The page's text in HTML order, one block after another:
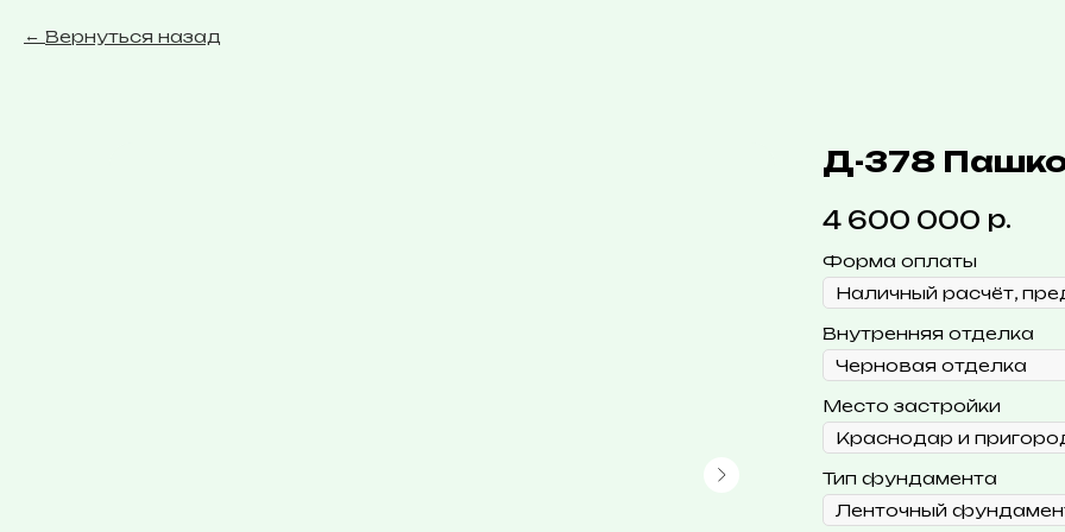
Вернуться назад
Д-378
4 600 000 р.
Форма оплаты
Внутренняя отделка
Место застройки
Тип фундамента